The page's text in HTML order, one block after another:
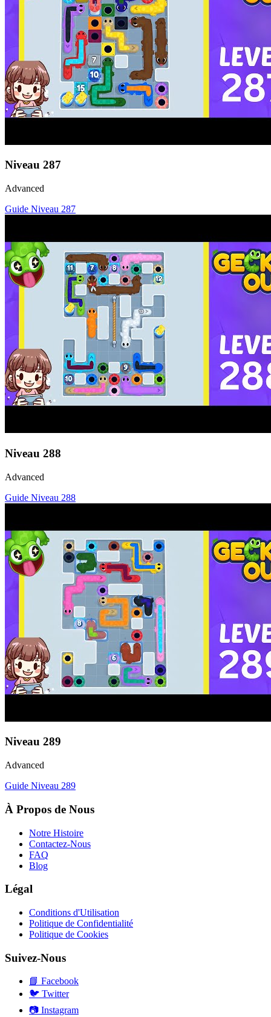
Niveau 287
Advanced
Guide Niveau 287
Niveau 288
Advanced
Guide Niveau 288
Niveau 289
Advanced
Guide Niveau 289
À Propos de Nous
Notre Histoire
Contactez-Nous
FAQ
Blog
Légal
Conditions d'Utilisation
Politique de Confidentialité
Politique de Cookies
Suivez-Nous
📘 Facebook
🐦 Twitter
📷 Instagram